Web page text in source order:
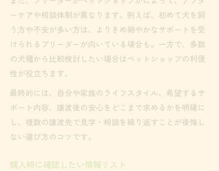
ーケアや相談体制が異なります。例えば、初めて犬を飼
う方や不安が多い方は、よりきめ細やかなサポートを受
けられるブリーダーが向いている場合も。一方で、多数
の犬種から比較検討したい場合はペットショップの利便
性が役立ちます。
最終的には、自分や家族のライフスタイル、希望するサ
ポート内容、譲渡後の安心をどこまで求めるかを明確に
し、複数の譲渡先で見学・相談を繰り返すことが後悔し
ない選び方のコツです。
購入時に確認したい情報リスト